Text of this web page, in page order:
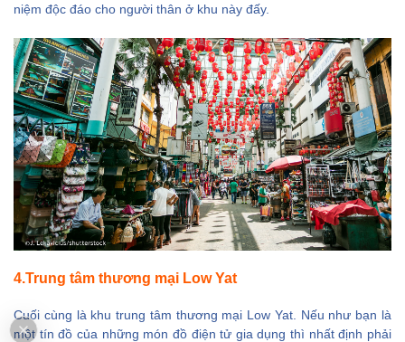
niệm độc đáo cho người thân ở khu này đấy.
4.Trung tâm thương mại Low Yat
Cuối cùng là khu trung tâm thương mại Low Yat. Nếu như bạn là
một tín đồ của những món đồ điện tử gia dụng thì nhất định phải